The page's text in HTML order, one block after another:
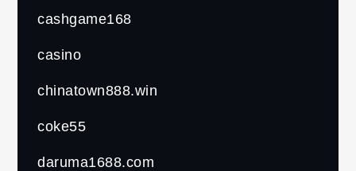
cashgame168
casino
chinatown888.win
coke55
daruma1688.com